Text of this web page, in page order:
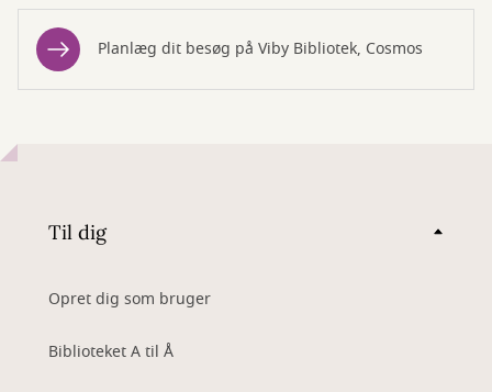
Planlæg dit besøg på Viby Bibliotek, Cosmos
Til dig
Opret dig som bruger
Biblioteket A til Å